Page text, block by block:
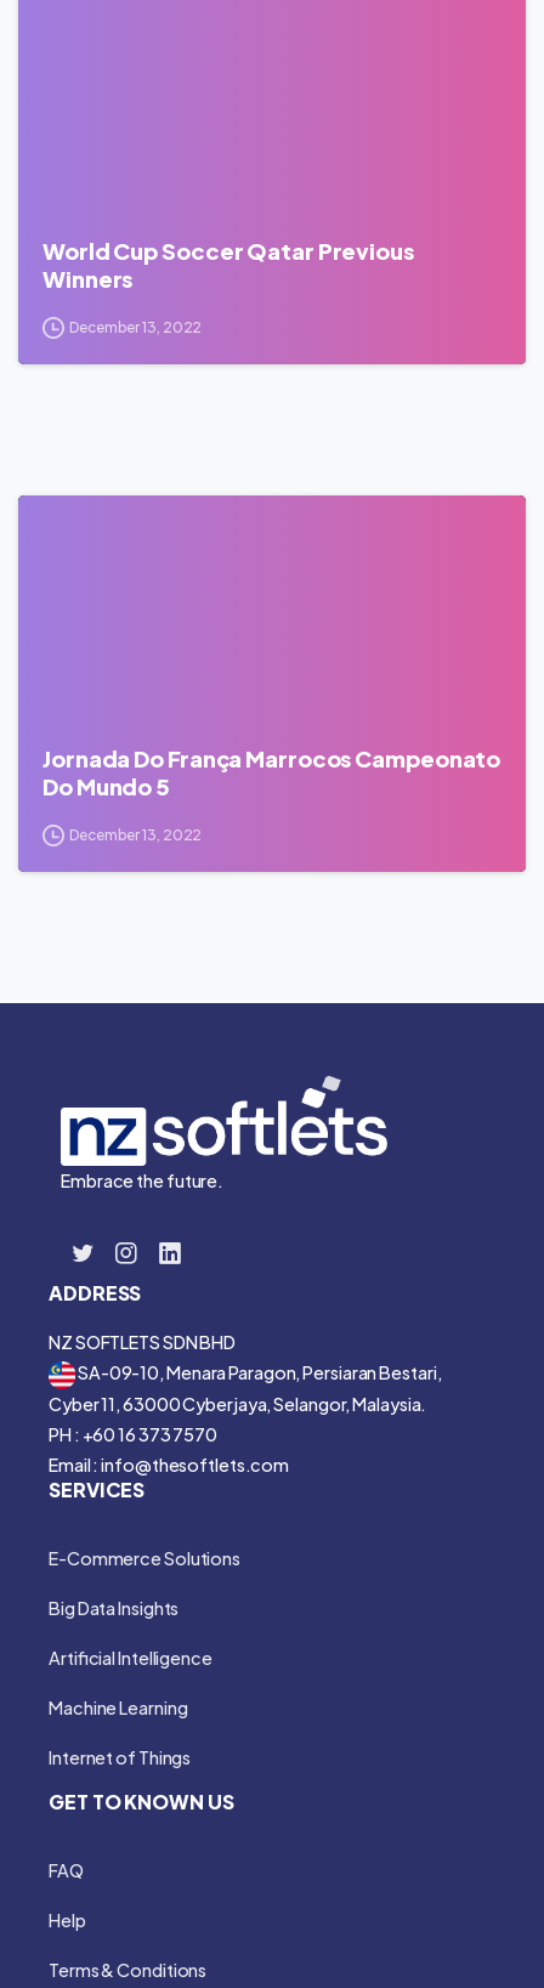
World Cup Soccer Qatar Previous
Winners
December 13, 2022
Jornada Do França Marrocos Campeonato
Do Mundo 5
December 13, 2022
Embrace the future.
ADDRESS
NZ SOFTLETS SDN BHD
SA-09-10, Menara Paragon, Persiaran Bestari,
Cyber 11, 63000 Cyberjaya, Selangor, Malaysia.
PH : +60 16 373 7570
Email : info@thesoftlets.com
SERVICES
E-Commerce Solutions
Big Data Insights
Artificial Intelligence
Machine Learning
Internet of Things
GET TO KNOWN US
FAQ
Help
Terms & Conditions